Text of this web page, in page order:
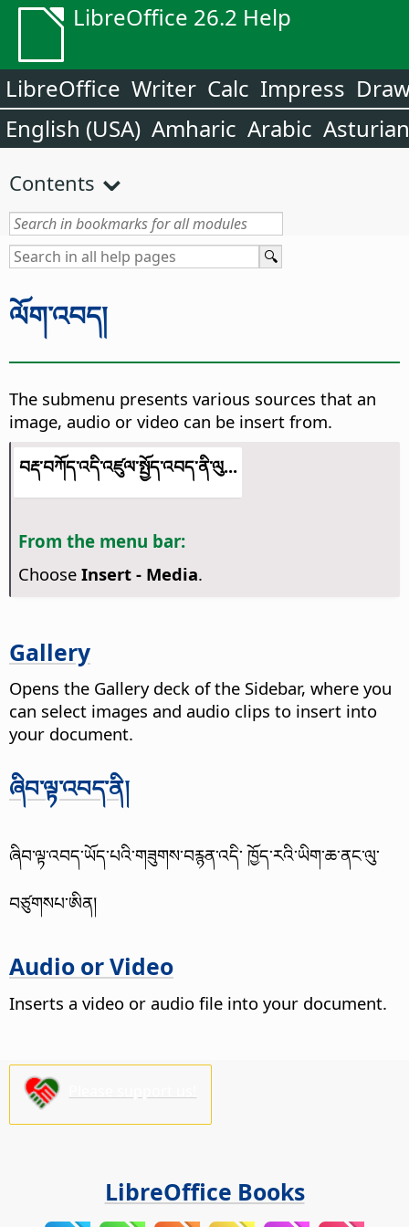
LibreOffice 26.2 Help
LibreOffice Writer Calc Impress
English (USA) Amharic Arabic Asturian
Contents
ལོག་འབད།
The submenu presents various sources that an
image, audio or video can be insert from.
བརྡ་བཀོད་འདི་འཛུལ་སྤྱོད་འབད་ནི་ལུ...
From the menu bar:
Choose Insert - Media.
Gallery
Opens the Gallery deck of the Sidebar, where you
can select images and audio clips to insert into
your document.
ཞིབ་ལྟ་འབད་ནི།
ཞིབ་ལྟ་འབད་ཡོད་པའི་གཟུགས་བརྙན་འདི་ ཁྱོད་རའི་ཡིག་ཆ་ནང་ལུ་
བཙུགསཔ་ཨིན།
Audio or Video
Inserts a video or audio file into your document.
LibreOffice Books